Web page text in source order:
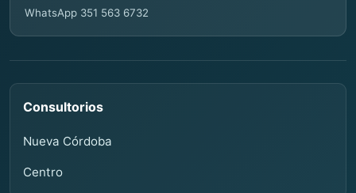
WhatsApp 351 563 6732
Consultorios
Nueva Córdoba
Centro